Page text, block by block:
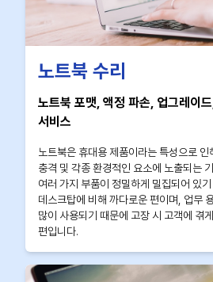
노트북 수리
노트북 포맷, 액정 파손, 업그레이
서비스
노트북은 휴대용 제품이라는 특성으로 인
충격 및 각종 환경적인 요소에 노출되는
여러 가지 부품이 정밀하게 밀집되어 있
데스크탑에 비해 까다로운 편이며, 업무
많이 사용되기 때문에 고장 시 고객에 겪
편입니다.